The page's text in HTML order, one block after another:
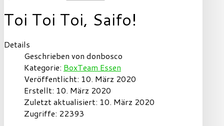
Toi Toi Toi, Saifo!
Details
Geschrieben von donbosco
Kategorie: BoxTeam Essen
Veröffentlicht: 10. März 2020
Erstellt: 10. März 2020
Zuletzt aktualisiert: 10. März 2020
Zugriffe: 22393